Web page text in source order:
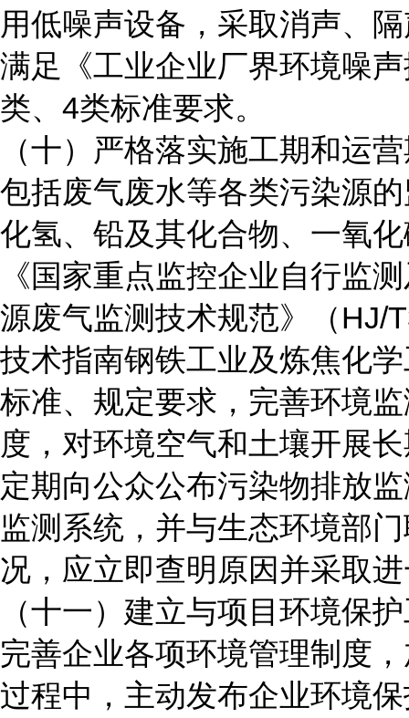
用低噪声设备，采取消声、
满足《工业企业厂界环境噪
类、4类标准要求。
（十）严格落实施工期和运
包括废气废水等各类污染源
化氢、铅及其化合物、一氧
《国家重点监控企业自行监
源废气监测技术规范》（HJ/
技术指南钢铁工业及炼焦化
标准、规定要求，完善环境
度，对环境空气和土壤开展
定期向公众公布污染物排放
监测系统，并与生态环境部
况，应立即查明原因并采取
（十一）建立与项目环境保
完善企业各项环境管理制度
过程中，主动发布企业环境